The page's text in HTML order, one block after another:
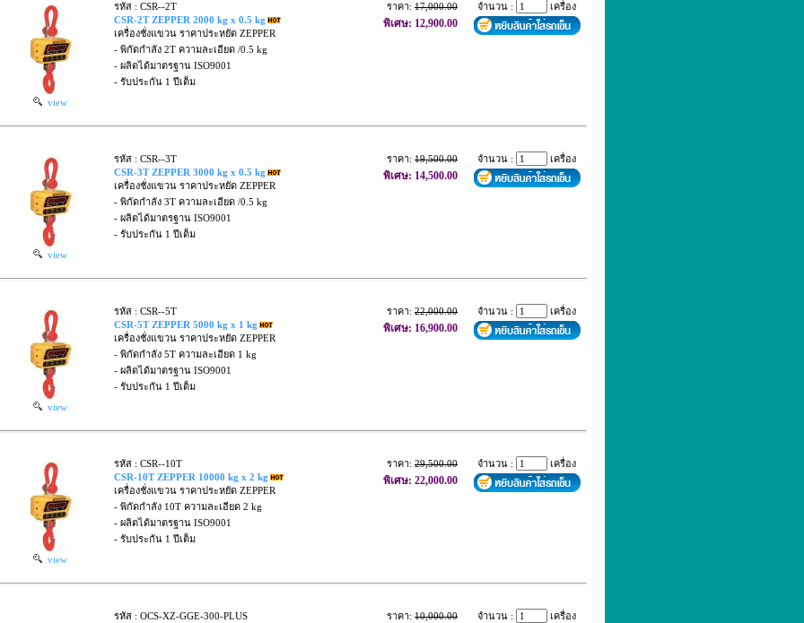
view
รหัส : CSR--2T
CSR-2T ZEPPER 2000 kg x 0.5 kg
เครื่องชั่งแขวน ราคาประหยัด ZEPPER
- พิกัดกำลัง 2T ความละเอียด /0.5 kg
- ผลิตได้มาตรฐาน ISO9001
- รับประกัน 1 ปีเต็ม
ราคา: 17,000.00
พิเศษ: 12,900.00
จำนวน : เครื่อง
view
รหัส : CSR--3T
CSR-3T ZEPPER 3000 kg x 0.5 kg
เครื่องชั่งแขวน ราคาประหยัด ZEPPER
- พิกัดกำลัง 3T ความละเอียด /0.5 kg
- ผลิตได้มาตรฐาน ISO9001
- รับประกัน 1 ปีเต็ม
ราคา: 19,500.00
พิเศษ: 14,500.00
จำนวน : เครื่อง
view
รหัส : CSR--5T
CSR-5T ZEPPER 5000 kg x 1 kg
เครื่องชั่งแขวน ราคาประหยัด ZEPPER
- พิกัดกำลัง 5T ความละเอียด 1 kg
- ผลิตได้มาตรฐาน ISO9001
- รับประกัน 1 ปีเต็ม
ราคา: 22,000.00
พิเศษ: 16,900.00
จำนวน : เครื่อง
view
รหัส : CSR--10T
CSR-10T ZEPPER 10000 kg x 2 kg
เครื่องชั่งแขวน ราคาประหยัด ZEPPER
- พิกัดกำลัง 10T ความละเอียด 2 kg
- ผลิตได้มาตรฐาน ISO9001
- รับประกัน 1 ปีเต็ม
ราคา: 29,500.00
พิเศษ: 22,000.00
จำนวน : เครื่อง
รหัส : OCS-XZ-GGE-300-PLUS
ราคา: 10,000.00 จำนวน : เครื่อง